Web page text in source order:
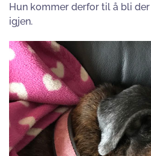
Hun kommer derfor til å bli
igjen.